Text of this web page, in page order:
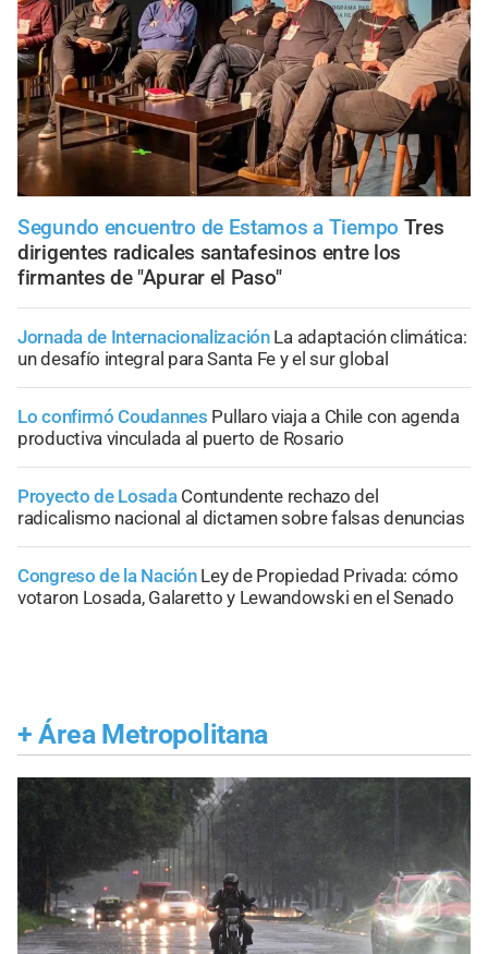
Segundo encuentro de Estamos a Tiempo Tres
dirigentes radicales santafesinos entre los
firmantes de "Apurar el Paso"
Jornada de Internacionalización La adaptación climática:
un desafío integral para Santa Fe y el sur global
Lo confirmó Coudannes Pullaro viaja a Chile con agenda
productiva vinculada al puerto de Rosario
Proyecto de Losada Contundente rechazo del
radicalismo nacional al dictamen sobre falsas denuncias
Congreso de la Nación Ley de Propiedad Privada: cómo
votaron Losada, Galaretto y Lewandowski en el Senado
+ Área Metropolitana